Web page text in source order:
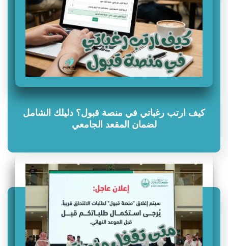
كيف ارتب رغباتي في منصة قبول؟ دليلك الشامل
لضمان المقعد الجامعي